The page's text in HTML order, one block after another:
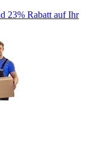
23% Rabatt auf Ihr